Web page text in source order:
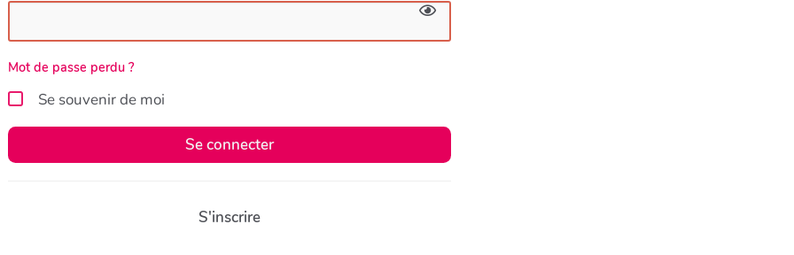
Mot de passe perdu ?
Se souvenir de moi
Se connecter
S'inscrire